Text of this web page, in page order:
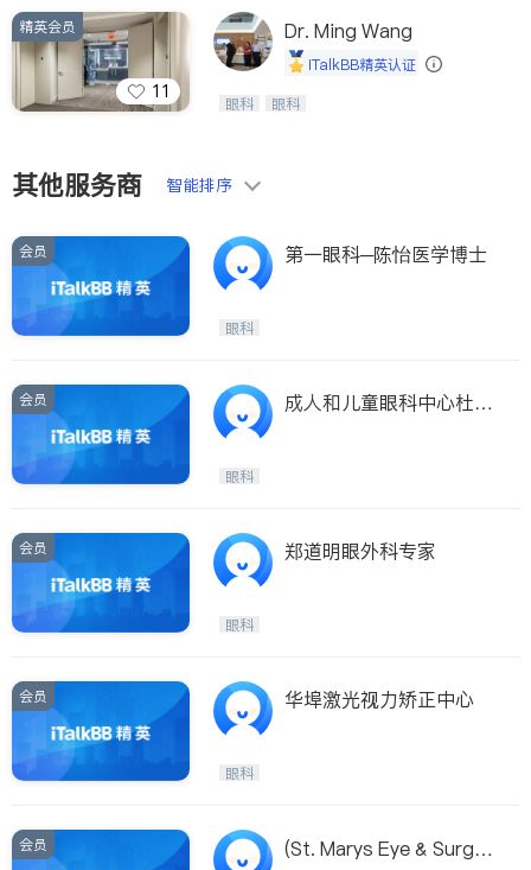
养老 非盈利组织
泌尿科
风湿病
不孕不育
呼吸科
医生-其它
内分泌科
Westchester County & Orange
County
Albany
11
精英会员 Dr. Ming Wang
iTalkBB精英认证
Wang Vision Institute has more tha
眼科 眼科
其他服务商 智能排序
会员 第一眼科─陈怡医学博士
眼科
会员
成人和儿童眼科中心杜涛
眼科
会员 郑道明眼外科专家
眼科
会员 华埠激光视力矫正中心
眼科
会员
(St. Marys Eye & Surger